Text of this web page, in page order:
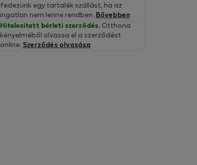
fedezünk egy tartalék szállást, ha az
ingatlan nem lenne rendben. Bővebben
Hitelesített bérleti szerződés. Otthona
kényelméből olvassa el a szerződést
online. Szerződés olvasása